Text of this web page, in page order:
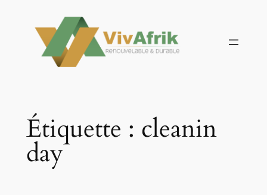
contenu
Étiquette : cleanin
day